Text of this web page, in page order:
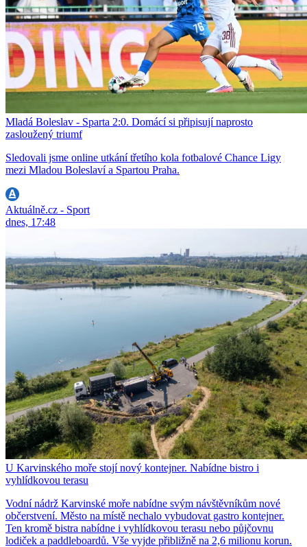
Mladá Boleslav - Sparta 2:0. Domácí si připisují naprosto
zasloužený triumf
Sledovali jsme online utkání třetího kola fotbalové Chance Ligy
mezi Mladou Boleslaví a Spartou Praha.
Aktuálně.cz - Sport
dnes, 17:48
U Karvinského moře stojí nový kontejner. Nabídne bistro i
vyhlídkovou terasu
Vodní nádrž Karvinské moře nabídne svým návštěvníkům nové
občerstvení. Město na místě nechalo vybudovat gastro kontejner.
Ten kromě bistra nabídne i vyhlídkovou terasu nebo půjčovnu
lodiček a paddleboardů. Vše vyjde přibližně na 2,6 milionu korun.